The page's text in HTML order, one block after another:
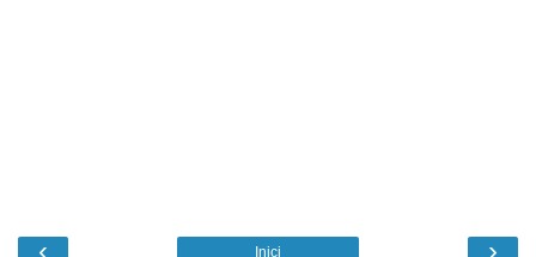
Inici